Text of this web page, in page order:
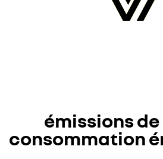
émissions de
consommation